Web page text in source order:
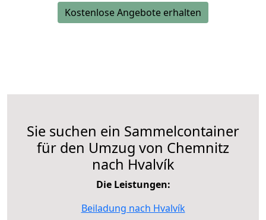
Kostenlose Angebote erhalten
Sie suchen ein Sammelcontainer
für den Umzug von Chemnitz
nach Hvalvík
Die Leistungen:
Beiladung nach Hvalvík